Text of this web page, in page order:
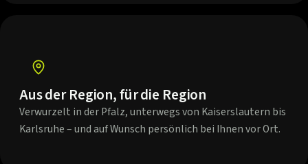
Aus der Region, für die Region
Verwurzelt in der Pfalz, unterwegs von Kaiserslautern bis
Karlsruhe – und auf Wunsch persönlich bei Ihnen vor Ort.